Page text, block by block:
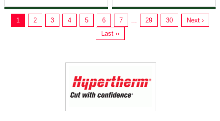
1 2 3 4 5 6 7 ... 29 30
Next ›
Last ››